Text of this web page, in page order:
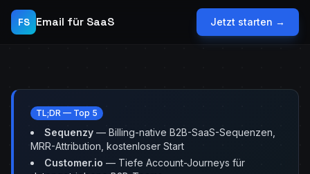
FS Email für SaaS Jetzt starten →
TL;DR — Top 5
Sequenzy — Billing-native B2B-SaaS-Sequenzen,
MRR-Attribution, kostenloser Start
Customer.io — Tiefe Account-Journeys für